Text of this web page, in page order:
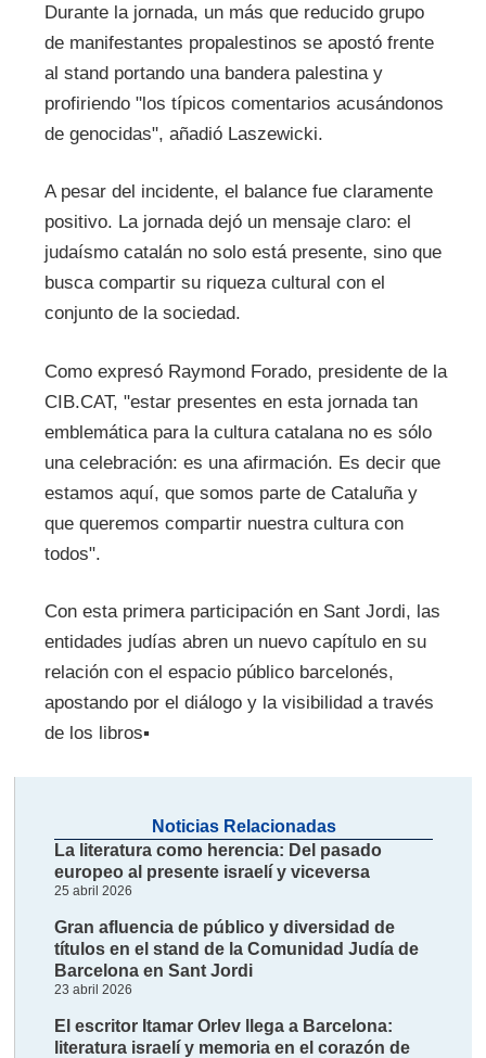
Durante la jornada, un más que reducido grupo
de manifestantes propalestinos se apostó frente
al stand portando una bandera palestina y
profiriendo "los típicos comentarios acusándonos
de genocidas", añadió Laszewicki.
A pesar del incidente, el balance fue claramente
positivo. La jornada dejó un mensaje claro: el
judaísmo catalán no solo está presente, sino que
busca compartir su riqueza cultural con el
conjunto de la sociedad.
Como expresó Raymond Forado, presidente de la
CIB.CAT, "estar presentes en esta jornada tan
emblemática para la cultura catalana no es sólo
una celebración: es una afirmación. Es decir que
estamos aquí, que somos parte de Cataluña y
que queremos compartir nuestra cultura con
todos".
Con esta primera participación en Sant Jordi, las
entidades judías abren un nuevo capítulo en su
relación con el espacio público barcelonés,
apostando por el diálogo y la visibilidad a través
de los libros▪
Noticias Relacionadas
La literatura como herencia: Del pasado
europeo al presente israelí y viceversa
25 abril 2026
Gran afluencia de público y diversidad de
títulos en el stand de la Comunidad Judía de
Barcelona en Sant Jordi
23 abril 2026
El escritor Itamar Orlev llega a Barcelona:
literatura israelí y memoria en el corazón de